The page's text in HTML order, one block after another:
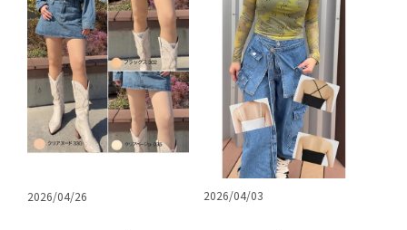
2026/04/26 2026/04/03